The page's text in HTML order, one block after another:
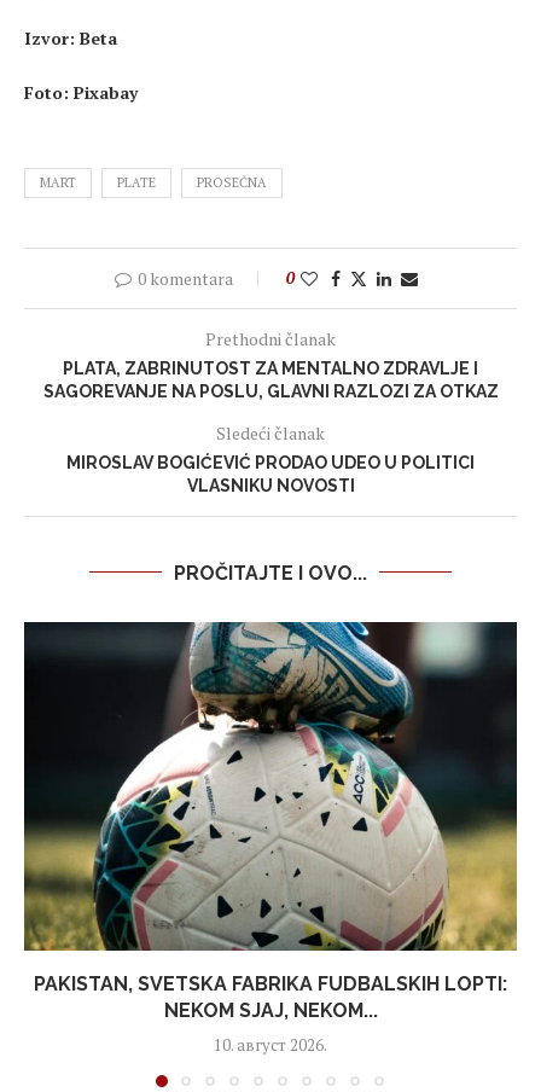
Izvor: Beta
Foto: Pixabay
MART PLATE PROSEČNA
0 komentara 0
Prethodni članak
PLATA, ZABRINUTOST ZA MENTALNO ZDRAVLJE I
SAGOREVANJE NA POSLU, GLAVNI RAZLOZI ZA OTKAZ
Sledeći članak
MIROSLAV BOGIĆEVIĆ PRODAO UDEO U POLITICI
VLASNIKU NOVOSTI
PROČITAJTE I OVO...
PAKISTAN, SVETSKA FABRIKA FUDBALSKIH LOPTI:
NEKOM SJAJ, NEKOM...
10. август 2026.